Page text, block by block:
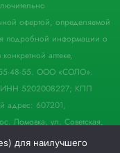
офертой, определяемой
подробной информации о
аптеке,
48-55. ООО «СОЛО».
ИНН 5202008227; КПП
адрес: 607201,
Ломовка, ул. Советская,
для наилучшего